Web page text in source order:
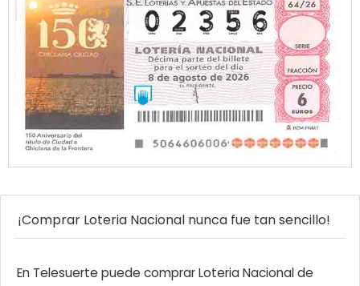
¡Comprar Loteria Nacional nunca fue tan sencillo!
En Telesuerte puede comprar Loteria Nacional de